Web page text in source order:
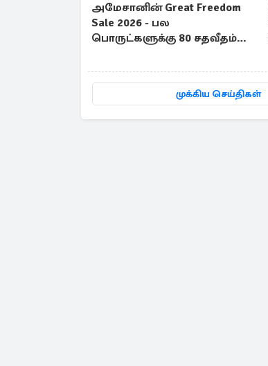
அமேசானின் Great Freedom
Sale 2026 - பல
பொருட்களுக்கு 80 சதவீதம்
முக்கிய செய்திகள்